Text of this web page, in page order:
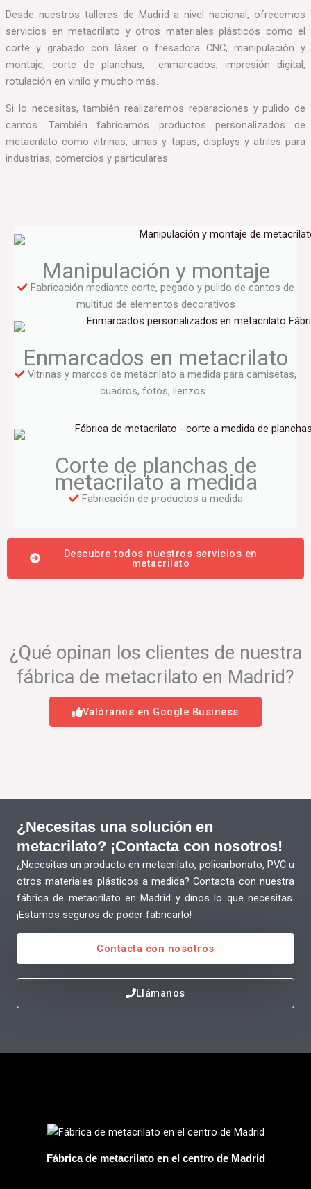
Desde nuestros talleres de Madrid a nivel nacional, ofrecemos
servicios en metacrilato y otros materiales plásticos como el
corte y grabado con láser o fresadora CNC, manipulación y
montaje, corte de planchas, enmarcados, impresión digital,
rotulación en vinilo y mucho más.
Si lo necesitas, también realizaremos reparaciones y pulido de
cantos. También fabricamos productos personalizados de
metacrilato como vitrinas, urnas y tapas, displays y atriles para
industrias, comercios y particulares.
Manipulación y montaje
Fabricación mediante corte, pegado y pulido de cantos de
multitud de elementos decorativos
Enmarcados en metacrilato
Vitrinas y marcos de metacrilato a medida para camisetas,
cuadros, fotos, lienzos…
Corte de planchas de
metacrilato a medida
Fabricación de productos a medida
Descubre todos nuestros servicios en
metacrilato
¿Qué opinan los clientes de nuestra
fábrica de metacrilato en Madrid?
Valóranos en Google Business
¿Necesitas una solución en
metacrilato? ¡Contacta con nosotros!
¿Necesitas un producto en metacrilato, policarbonato, PVC u
otros materiales plásticos a medida? Contacta con nuestra
fábrica de metacrilato en Madrid y dínos lo que necesitas.
¡Estamos seguros de poder fabricarlo!
Contacta con nosotros
Llámanos
Fábrica de metacrilato en el centro de Madrid